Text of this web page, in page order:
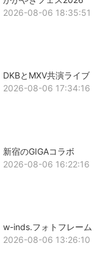
2026-08-06 18:35:51
DKBとMXV共演ライブ
2026-08-06 17:34:16
新宿のGIGAコラボ
2026-08-06 16:22:16
w-inds.フォトフレーム
2026-08-06 13:26:10